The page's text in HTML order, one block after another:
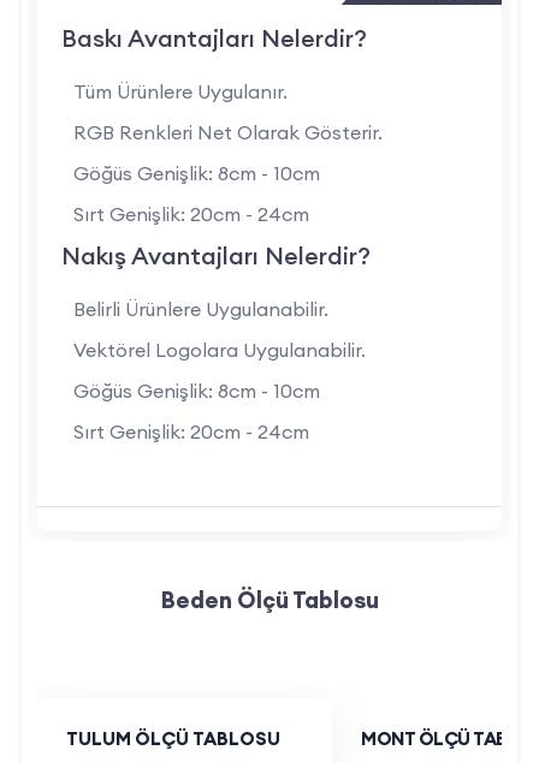
de markanızın profesyonel temsilini sağlar.
Baskı Avantajları Nelerdir?
Tüm Ürünlere Uygulanır.
RGB Renkleri Net Olarak Gösterir.
Göğüs Genişlik: 8cm - 10cm
Sırt Genişlik: 20cm - 24cm
Nakış Avantajları Nelerdir?
Belirli Ürünlere Uygulanabilir.
Vektörel Logolara Uygulanabilir.
Göğüs Genişlik: 8cm - 10cm
Sırt Genişlik: 20cm - 24cm
Beden Ölçü Tablosu
TULUM ÖLÇÜ TABLOSU MONT ÖLÇÜ